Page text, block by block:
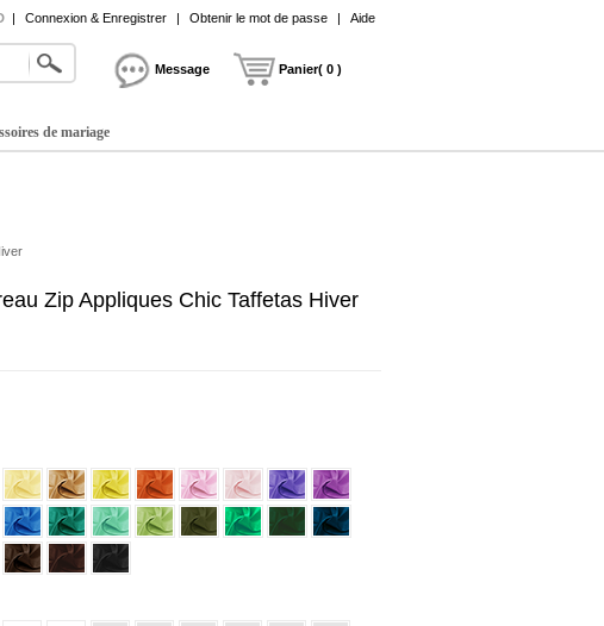
| Connexion & Enregistrer | Obtenir le mot de passe | Aide
Message Panier( 0 )
de mariage
Zip Appliques Chic Taffetas Hiver